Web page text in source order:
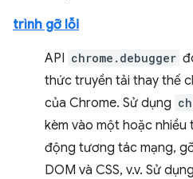
trình gỡ lỗi
API chrome.debugger
thức truyền tải thay thế
của Chrome. Sử dụng
kèm vào một hoặc
động tương tác mạng,
DOM và CSS, v.v. Sử